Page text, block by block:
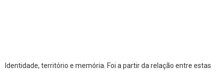
Identidade, território e memória. Foi a partir da relação entre estas